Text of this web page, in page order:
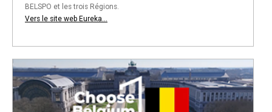
BELSPO et les trois Régions.
Vers le site web Eureka...